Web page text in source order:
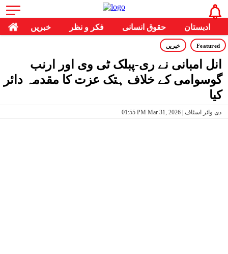
خبریں فکر و نظر حقوق انسانی ادبستان
Featured خبریں
انل امبانی نے ری-پبلک ٹی وی اور ارنب
گوسوامی کے خلاف ہتک عزت کا مقدمہ دائر
کیا
01:55 PM Mar 31, 2026 | دی وائر اسٹاف